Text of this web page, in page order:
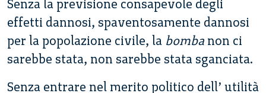
Senza la previsione consapevole degli
effetti dannosi, spaventosamente dannosi
per la popolazione civile, la bomba non ci
sarebbe stata, non sarebbe stata sganciata.
Senza entrare nel merito politico dell’ utilità